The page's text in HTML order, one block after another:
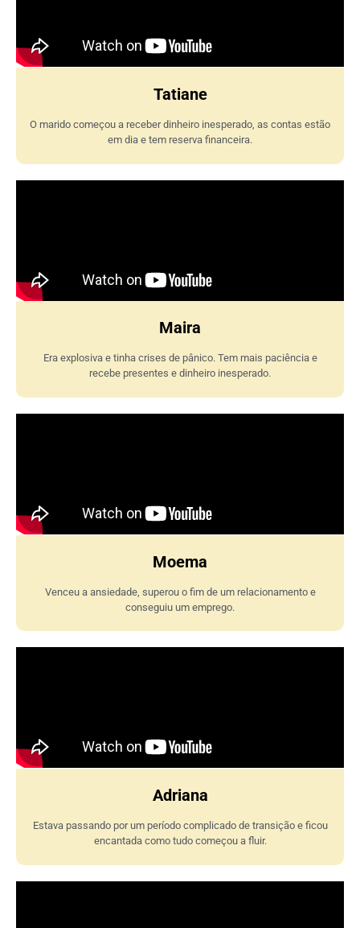
Tatiane
O marido começou a receber dinheiro inesperado, as contas estão
em dia e tem reserva financeira.
Maira
Era explosiva e tinha crises de pânico. Tem mais paciência e
recebe presentes e dinheiro inesperado.
Moema
Venceu a ansiedade, superou o fim de um relacionamento e
conseguiu um emprego.
Adriana
Estava passando por um período complicado de transição e ficou
encantada como tudo começou a fluir.